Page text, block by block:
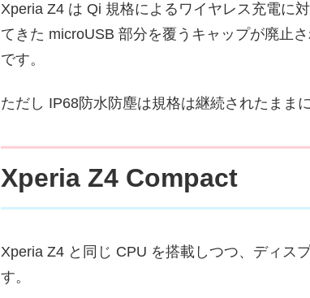
Xperia Z4 は Qi 規格によるワイヤレス充電に
てきた microUSB 部分を覆うキャップが廃止
です。
ただし IP68防水防塵は規格は継続されたまま
Xperia Z4 Compact
Xperia Z4 と同じ CPU を搭載しつつ、ディス
す。